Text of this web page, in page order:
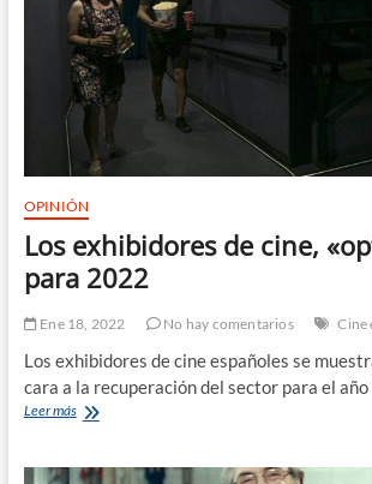
Oro
en
la
Berlinale
OPINIÓN
Los exhibidores de cine,
para 2022
Ene 18, 2022 No hay comentarios Cine
Los exhibidores de cine españoles se
cara a la recuperación del sector para el
Leer másLos
cine,